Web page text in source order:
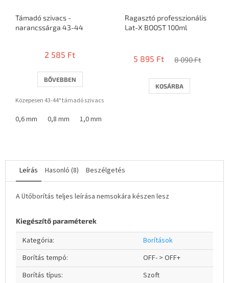
Támadó szivacs -
narancssárga 43-44
2 585 Ft
BŐVEBBEN
Közepesen 43-44° támadó szivacs
0,6 mm 0,8 mm 1,0 mm
Ragasztó professzionális
Lat-X BOOST 100ml
átlagos
5-
ből
5 895 Ft 8 090 Ft
KOSÁRBA
Leírás Hasonló (8) Beszélgetés
A Ütőborítás teljes leírása nemsokára készen lesz
Kiegészítő paraméterek
Kategória:
Borítások
Borítás tempó:
OFF- > OFF+
Borítás típus:
Szoft